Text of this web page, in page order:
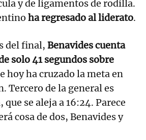
y de ligamentos de rodilla.
ha regresado al liderato.
del final, Benavides cuenta
solo 41 segundos sobre
hoy ha cruzado la meta en
Tercero de la general es
se aleja a 16:24. Parece
cosa de dos, Benavides y